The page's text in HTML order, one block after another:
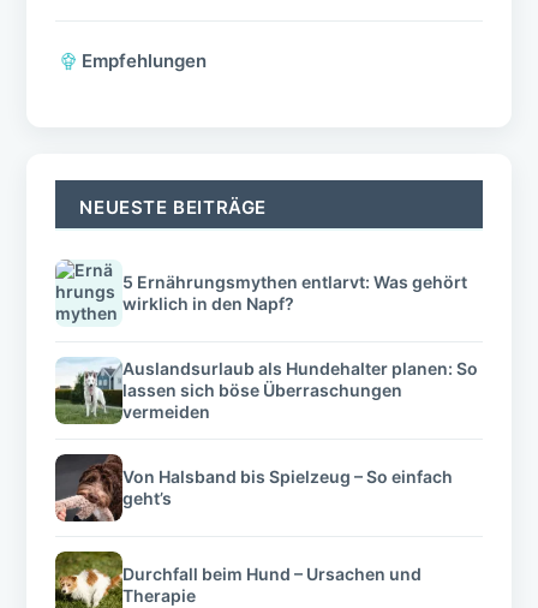
Empfehlungen
NEUESTE BEITRÄGE
5 Ernährungsmythen entlarvt: Was gehört
wirklich in den Napf?
Auslandsurlaub als Hundehalter planen: So
lassen sich böse Überraschungen
vermeiden
Von Halsband bis Spielzeug – So einfach
geht’s
Durchfall beim Hund – Ursachen und
Therapie